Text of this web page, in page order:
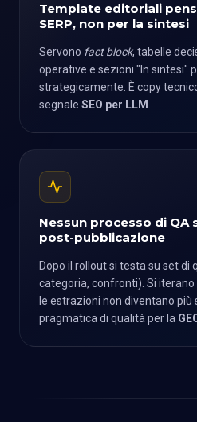
Template editoriali
SERP, non per la sintesi
Servono fact block, tabelle
operative e sezioni "In sintesi"
strategicamente. È copy
segnale SEO per LLM
Nessun processo di QA
post-pubblicazione
Dopo il rollout si testa su set di
categoria, confronti). Si iterano
le estrazioni non diventano
pragmatica di qualità per la